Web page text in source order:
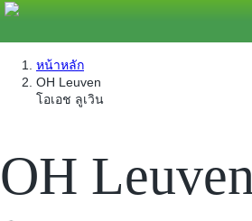
หน้าหลัก
OH Leuven
โอเอช ลูเวิน
OH